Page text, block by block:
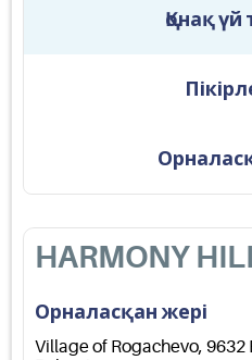
Қонақ
HARMONY
Орналасқан жері
Village of Rogachevo,